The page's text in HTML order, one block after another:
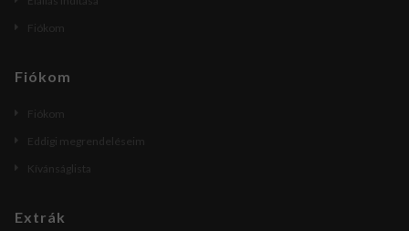
Fiókom
Fiókom
Fiókom
Eddigi megrendeléseim
Kívánságlista
Extrák